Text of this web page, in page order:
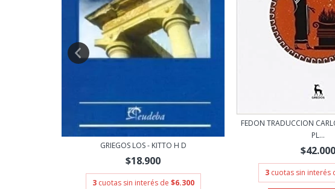
GRIEGOS LOS - KITTO H D
$18.900
3 cuotas sin interés de $6.300
FEDON TRADUCCION
PL...
$42.000
3 cuotas sin interés